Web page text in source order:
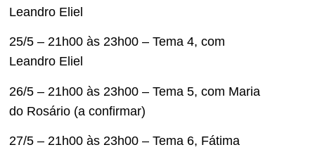
Leandro Eliel
25/5 – 21h00 às 23h00 – Tema 4, com
Leandro Eliel
26/5 – 21h00 às 23h00 – Tema 5, com Maria
do Rosário (a confirmar)
27/5 – 21h00 às 23h00 – Tema 6, Fátima